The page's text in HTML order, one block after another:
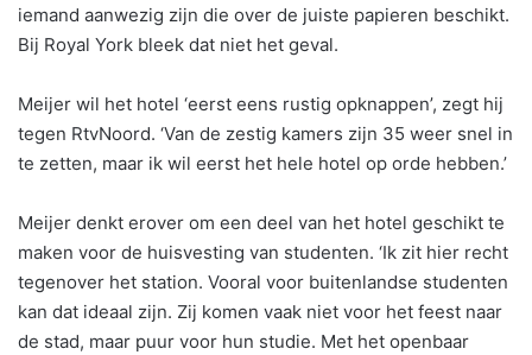
iemand aanwezig zijn die over de juiste papieren beschikt.
Bij Royal York bleek dat niet het geval.
Meijer wil het hotel ‘eerst eens rustig opknappen’, zegt hij
tegen RtvNoord. ‘Van de zestig kamers zijn 35 weer snel in
te zetten, maar ik wil eerst het hele hotel op orde hebben.’
Meijer denkt erover om een deel van het hotel geschikt te
maken voor de huisvesting van studenten. ‘Ik zit hier recht
tegenover het station. Vooral voor buitenlandse studenten
kan dat ideaal zijn. Zij komen vaak niet voor het feest naar
de stad, maar puur voor hun studie. Met het openbaar